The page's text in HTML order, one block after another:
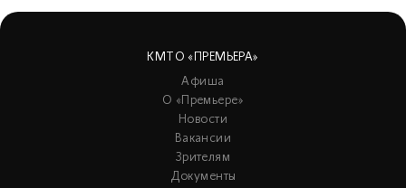
КМТО «ПРЕМЬЕРА»
Афиша
О «Премьере»
Новости
Вакансии
Зрителям
Документы